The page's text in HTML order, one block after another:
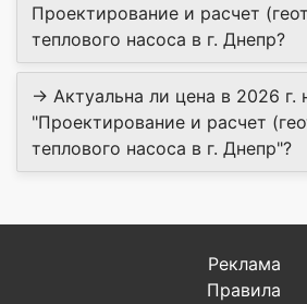
Проектирование и расчет
теплового насоса в г. Днепр?
→ Актуальна ли цена в 2026 г.
"Проектирование и расчет
теплового насоса в г. Днепр"?
Реклама
Правила